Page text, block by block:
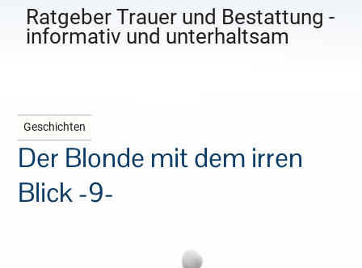
Ratgeber Trauer und Bestattung -
informativ und unterhaltsam
Geschichten
Der Blonde mit dem irren
Blick -9-